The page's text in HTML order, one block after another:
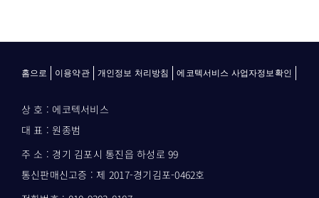
홈으로 이용약관 개인정보 처리방침 에코텍서비스 사업자정보확인
상 호 : 에코텍서비스
대 표 : 원종범
주 소 : 경기 김포시 통진읍 하성로 99
통신판매신고증 : 제 2017-경기김포-0462호